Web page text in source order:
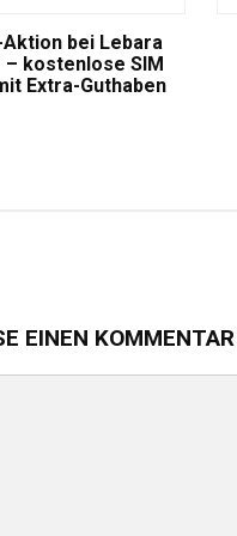
bei Lebara
– kostenlose SIM
Extra-Guthaben
EINEN KOMMENTAR